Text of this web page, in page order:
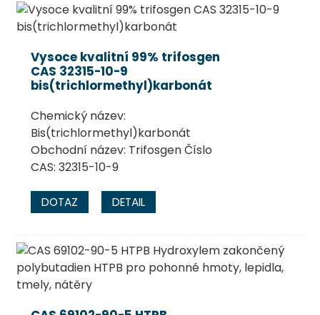
Vysoce kvalitní 99% trifosgen
CAS 32315-10-9
bis(trichlormethyl)karbonát
Chemický název:
Bis(trichlormethyl)karbonát
Obchodní název: Trifosgen Číslo
CAS: 32315-10-9
DOTAZ DETAIL